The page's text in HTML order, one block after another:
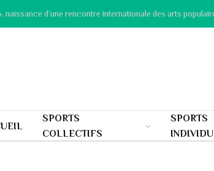
naissance d’une rencontre internationale des arts
SPORTS
COLLECTIFS
SPORTS